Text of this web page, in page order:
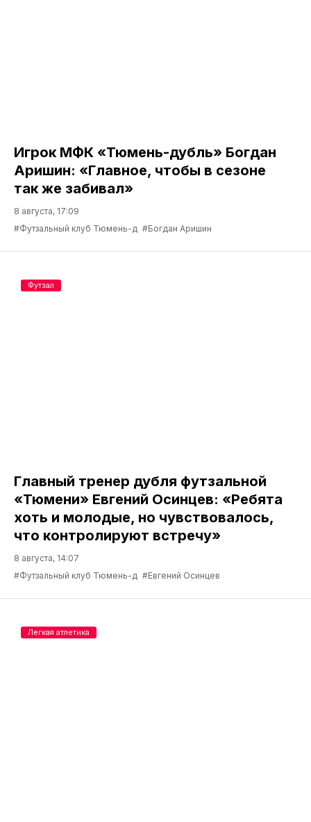
Игрок МФК «Тюмень-дубль» Богдан
Аришин: «Главное, чтобы в сезоне
так же забивал»
8 августа, 17:09
#Футзальный клуб Тюмень-д #Богдан Аришин
Главный тренер дубля футзальной
«Тюмени» Евгений Осинцев: «Ребята
хоть и молодые, но чувствовалось,
что контролируют встречу»
8 августа, 14:07
#Футзальный клуб Тюмень-д #Евгений Осинцев
Футзал
Легкая атлетика